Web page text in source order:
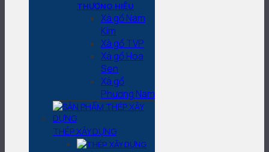
THƯƠNG HIỆU
Xà gồ Nam
Kim
Xà gồ TVP
Xà gồ Hoa
Sen
Xà gồ
Phương Nam
THÉP XÂY DỰNG